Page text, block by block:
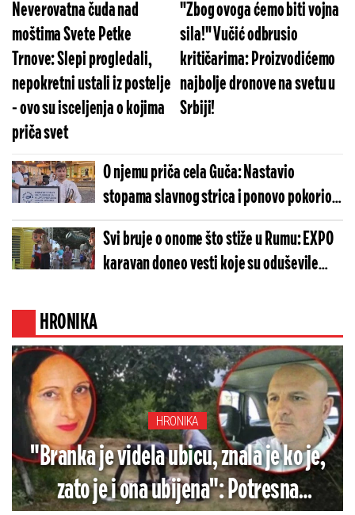
Neverovatna čuda nad
moštima Svete Petke
Trnove: Slepi progledali,
nepokretni ustali iz postelje
- ovo su isceljenja o kojima
priča svet
"Zbog ovoga ćemo biti vojna
sila!" Vučić odbrusio
kritičarima: Proizvodićemo
najbolje dronove na svetu u
Srbiji!
O njemu priča cela Guča: Nastavio
stopama slavnog strica i ponovo pokorio
Sabor trubača!
Svi bruje o onome što stiže u Rumu: EXPO
karavan doneo vesti koje su oduševile
HRONIKA
HRONIKA
"Branka je videla ubicu, znala je ko je,
zato je i ona ubijena": Potresna